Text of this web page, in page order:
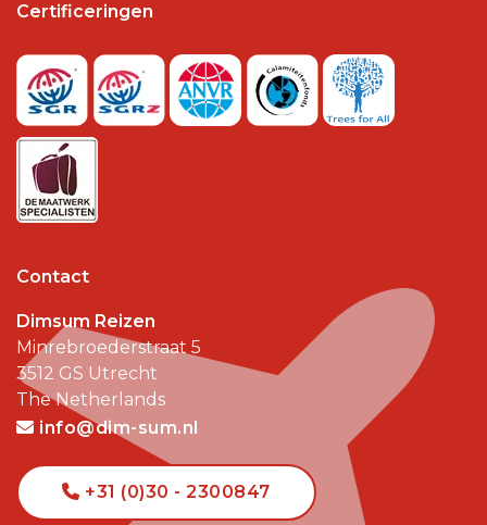
Certificeringen
Contact
Dimsum Reizen
Minrebroederstraat 5
3512 GS Utrecht
The Netherlands
info@dim-sum.nl
+31 (0)30 - 2300847